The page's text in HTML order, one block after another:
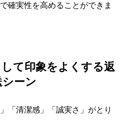
確実性を高めることができま
て印象をよくする返
シーン
「清潔感」「誠実さ」がとり